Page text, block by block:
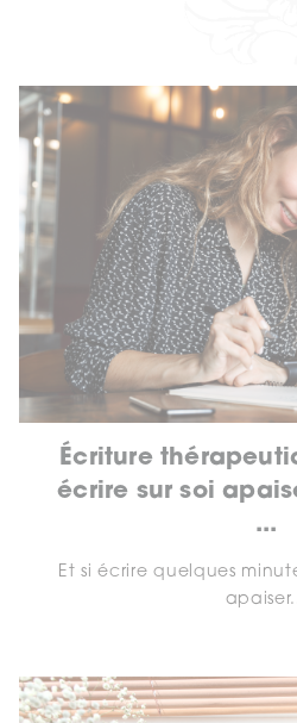
Écriture
écrire sur soi
...
Et si écrire quelques